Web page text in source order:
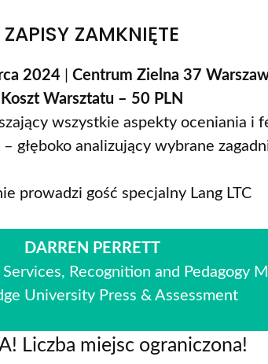
ZAPISY ZAMKNIĘTE
2024
Centrum Zielna 37
Koszt Warsztatu – 50 PLN
wszystkie aspekty oceniania i
głęboko analizujący wybrane
prowadzi gość specjalny Lang LTC
DARREN PERRETT
Recognition and Pedagogy
University Press & Assessment
Liczba miejsc ograniczona!